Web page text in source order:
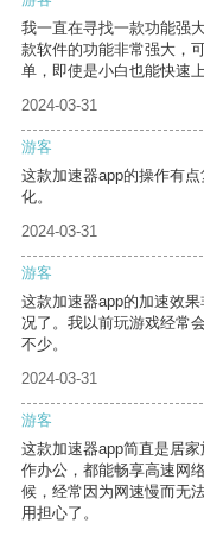
我一直在寻找一款功能强
款软件的功能非常强大，
单，即使是小白也能快速上
2024-03-31
游客
这款加速器app的操作有
化。
2024-03-31
游客
这款加速器app的加速效
况了。我以前玩游戏经常
不少。
2024-03-31
游客
这款加速器app简直是居
作办公，都能畅享高速网
候，经常因为网速慢而无
用担心了。